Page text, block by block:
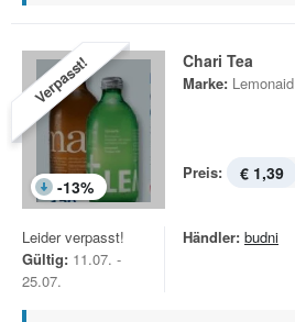
Verpasst!
-13%
Chari Tea
Marke: Lemonaid
Preis: € 1,39
Leider verpasst!
Gültig: 11.07. -
25.07.
Händler: budni